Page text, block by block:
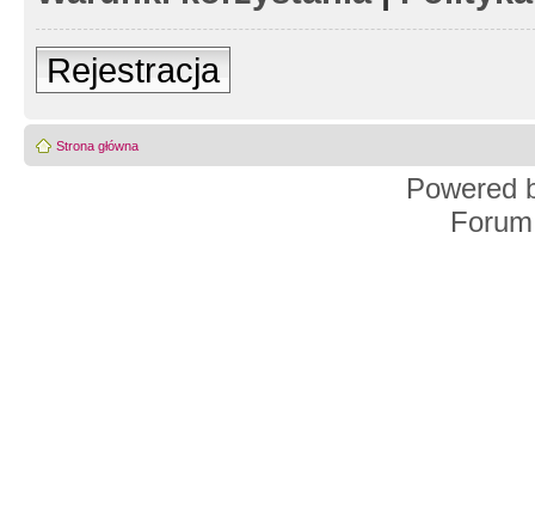
Rejestracja
Strona główna
Powered